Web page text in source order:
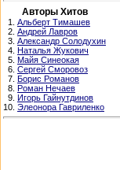
Авторы Хитов
1. Альберт Тимашев
2. Андрей Лавров
3. Александр Солодухин
4. Наталья Жукович
5. Майя Синеокая
6. Сергей Сморовоз
7. Борис Романов
8. Роман Нечаев
9. Игорь Гайнутдинов
10. Элеонора Гавриленко